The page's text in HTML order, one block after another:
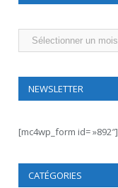
Archives
NEWSLETTER
[mc4wp_form id= »892″]
CATÉGORIES